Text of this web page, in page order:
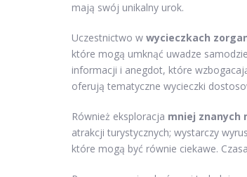
mają swój unikalny urok.
Uczestnictwo w wycieczkach
które mogą umknąć uwadze
informacji i anegdot, które
oferują tematyczne wycieczki
Również eksploracja mniej znanych
atrakcji turystycznych; wystarczy
które mogą być równie ciekawe.